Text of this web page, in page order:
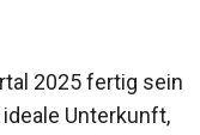
2025 fertig sein
Unterkunft,